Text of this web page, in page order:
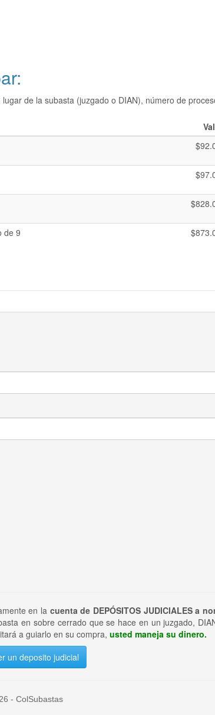
de la subasta (juzgado o DIAN), número de
de 9
en lacuenta de DEPÓSITOS JUDICIALES a
en sobre cerrado que se hace en un juzgado,
a guiarlo en su compra, usted maneja su dinero.
un deposito judicial
- ColSubastas